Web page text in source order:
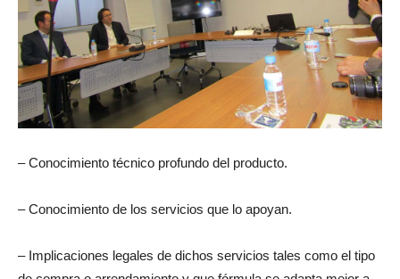
– Conocimiento técnico profundo del producto.
– Conocimiento de los servicios que lo apoyan.
– Implicaciones legales de dichos servicios tales como el tipo